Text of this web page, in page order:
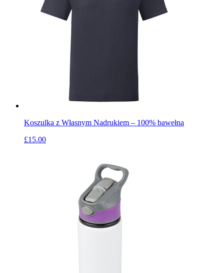
Koszulka z Własnym Nadrukiem – 100% bawełna
£15.00